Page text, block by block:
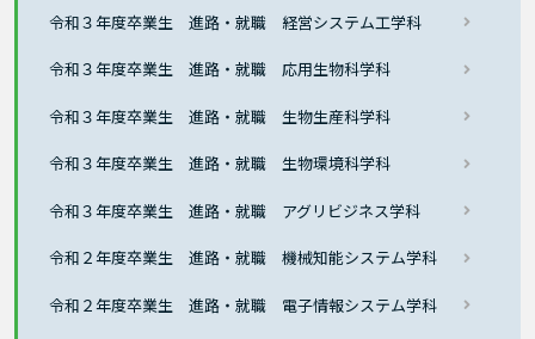
令和３年度卒業生 進路・就職 経営システム工学科
令和３年度卒業生 進路・就職 応用生物科学科
令和３年度卒業生 進路・就職 生物生産科学科
令和３年度卒業生 進路・就職 生物環境科学科
令和３年度卒業生 進路・就職 アグリビジネス学科
令和２年度卒業生 進路・就職 機械知能システム学科
令和２年度卒業生 進路・就職 電子情報システム学科